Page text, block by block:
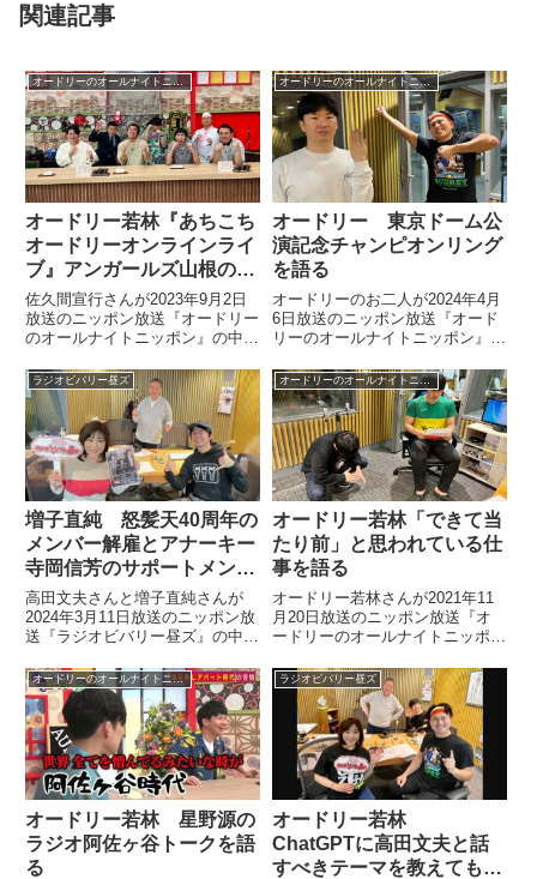
関連記事
オードリー若林『あちこち
オードリーオンラインライ
ブ』アンガールズ山根の大
爆発を語る
佐久間宣行さんが2023年9月2日
放送のニッポン放送『オードリー
のオールナイトニッポン』の中で
ライブ2023』についてトーク。
アンガールズ山根さんが大爆発し
たという話をしていました。
オードリーのオールナイトニッポン
オードリー 東京ドーム公
演記念チャンピオンリング
を語る
オードリーのお二人が2024年4月
6日放送のニッポン放送『オード
リーのオールナイトニッポン』の
念チャンピオンリングがほしい」
と話していたらジュエリーメーカ
ーの方から本当にチャンピオンリ
ングが送られてきたことについて
話していました。
ラジオビバリー昼ズ
増子直純 怒髪天40周年の
メンバー解雇とアナーキー
寺岡信芳のサポートメンバ
ー化を語る
高田文夫さんと増子直純さんが
2024年3月11日放送のニッポン放
送『ラジオビバリー昼ズ』の中で
解雇したことについてトーク。開
いた穴をアナーキーの寺岡信芳さ
んにサポートメンバーとして入っ
てもらうことで埋めていると話し
ていました。
オードリーのオールナイトニッポン
オードリー若林「できて当
たり前」と思われている仕
事を語る
オードリー若林さんが2021年11
月20日放送のニッポン放送『オ
ードリーのオールナイトニッポ
と思われてしまっている自身の仕
事について話していました。
オードリーのオールナイトニッポン
オードリー若林 星野源の
ラジオ阿佐ヶ谷トークを語
る
ラジオビバリー昼ズ
オードリー若林
ChatGPTに高田文夫と話
すべきテーマを教えてもら